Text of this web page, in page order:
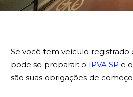
Se você tem veículo registrado
pode se preparar: o IPVA SP e o
são suas obrigações de